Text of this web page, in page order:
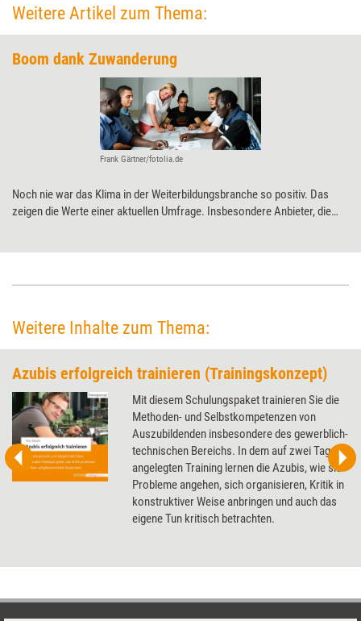
Weitere Artikel zum Thema:
Boom dank Zuwanderung
Frank Gärtner/fotolia.de
Noch nie war das Klima in der Weiterbildungsbranche so positiv. Das
zeigen die Werte einer aktuellen Umfrage. Insbesondere Anbieter, die
Weitere Inhalte zum Thema:
Azubis erfolgreich trainieren (Trainingskonzept)
Mit diesem Schulungspaket trainieren Sie die
Methoden- und Selbstkompetenzen von
Auszubildenden insbesondere des gewerblich-
technischen Bereichs. In dem auf zwei Tage
angelegten Training lernen die Azubis, wie sie
Probleme angehen, sich organisieren, Kritik in
konstruktiver Weise anbringen und auch das
eigene Tun kritisch betrachten.